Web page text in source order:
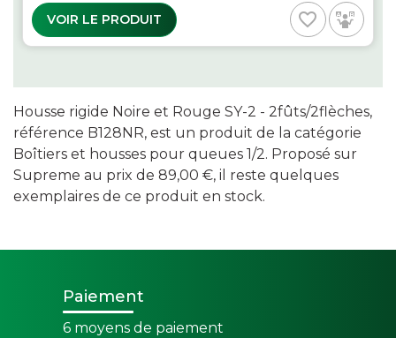
VOIR LE PRODUIT favorite_border
Housse rigide Noire et Rouge SY-2 - 2fûts/2flèches,
référence B128NR, est un produit de la catégorie
Boîtiers et housses pour queues 1/2. Proposé sur
Supreme au prix de 89,00 €, il reste quelques
exemplaires de ce produit en stock.
Paiement
6 moyens de paiement